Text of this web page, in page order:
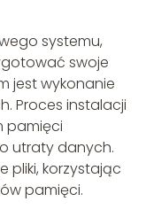
systemu,
swoje
jest wykonanie
Proces instalacji
pamięci
utraty danych.
pliki, korzystając
pamięci.